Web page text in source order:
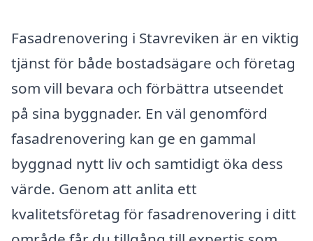
Fasadrenovering i Stavreviken är en viktig
tjänst för både bostadsägare och företag
som vill bevara och förbättra utseendet
på sina byggnader. En väl genomförd
fasadrenovering kan ge en gammal
byggnad nytt liv och samtidigt öka dess
värde. Genom att anlita ett
kvalitetsföretag för fasadrenovering i ditt